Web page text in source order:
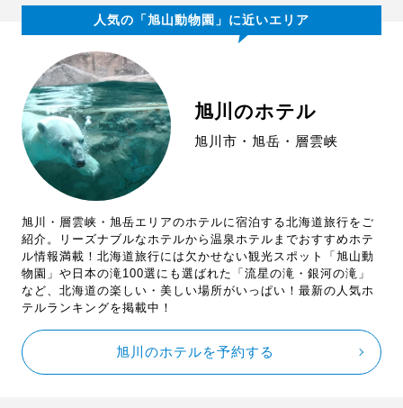
人気の「旭山動物園」に近いエリア
旭川のホテル
旭川市・旭岳・層雲峡
旭川・層雲峡・旭岳エリアのホテルに宿泊する北海道旅行をご
紹介。リーズナブルなホテルから温泉ホテルまでおすすめホテ
ル情報満載！北海道旅行には欠かせない観光スポット「旭山動
物園」や日本の滝100選にも選ばれた「流星の滝・銀河の滝」
など、北海道の楽しい・美しい場所がいっぱい！最新の人気ホ
テルランキングを掲載中！
旭川のホテルを予約する